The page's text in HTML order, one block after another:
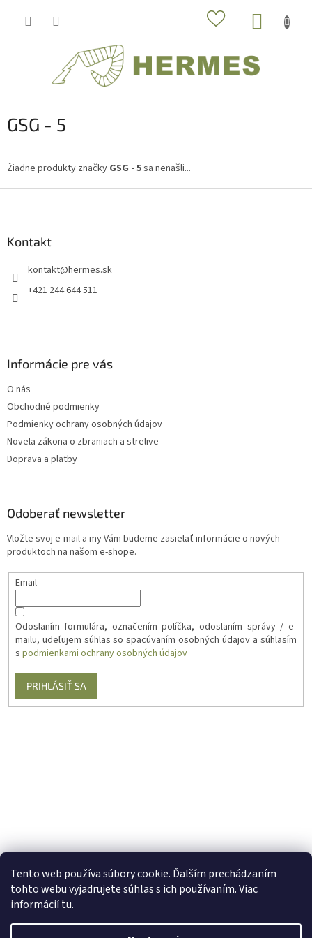
Tento web používa súbory cookie. Ďalším prechádzaním
tohto webu vyjadrujete súhlas s ich používaním. Viac
informáciítu.
GSG - 5
Žiadne produkty značky GSG - 5sa nenašli...
Kontakt
kontakt@hermes.sk
+421 244 644 511
Informácie pre vás
O nás
Obchodné podmienky
Podmienky ochrany osobných údajov
Novela zákona o zbraniach a strelive
Doprava a platby
Odoberať newsletter
Vložte svoj e-mail a my Vám budeme zasielať informácie o nových
produktoch na našom e-shope.
Email
Odoslaním formulára, označením políčka, odoslaním správy / e-
mailu, udeľujem súhlas so spacúvaním osobných údajov a súhlasím
s podmienkami ochrany osobných údajov
PRIHLÁSIŤ SA